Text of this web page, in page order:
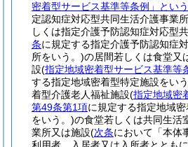
密着型サービス基準等条例」とい
定認知症対応型共同生活介護事業
しくは指定介護予防認知症対応型
条に規定する指定介護予防認知症
所をいう。)の居間若しくは食堂又
設(指定地域密着型サービス基準等
する指定地域密着型特定施設をい
着型介護老人福祉施設(指定地域密
第49条第1項に規定する指定地域
をいう。)の食堂若しくは共同生活
業所又は施設(次条において「本体